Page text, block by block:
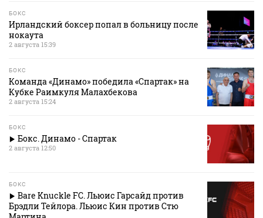
БОКС
Ирландский боксер попал в больницу после
нокаута
2 августа 15:39
БОКС
Команда «Динамо» победила «Спартак» на
Кубке Раимкуля Малахбекова
2 августа 15:24
БОКС
Бокс. Динамо - Спартак
2 августа 12:50
БОКС
Bare Knuckle FC. Льюис Гарсайд против
Брэдли Тейлора. Льюис Кин против Стю